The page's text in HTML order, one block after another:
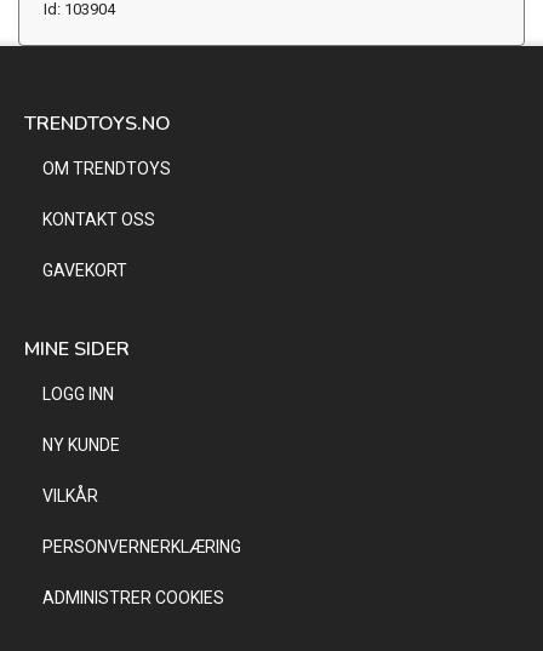
Id: 103904
TRENDTOYS.NO
OM TRENDTOYS
KONTAKT OSS
GAVEKORT
MINE SIDER
LOGG INN
NY KUNDE
VILKÅR
PERSONVERNERKLÆRING
ADMINISTRER COOKIES